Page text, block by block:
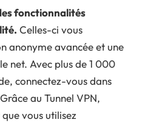
fonctionnalités
Celles-ci vous
anonyme avancée et une
net. Avec plus de 1 000
connectez-vous dans
au Tunnel VPN,
vous utilisez